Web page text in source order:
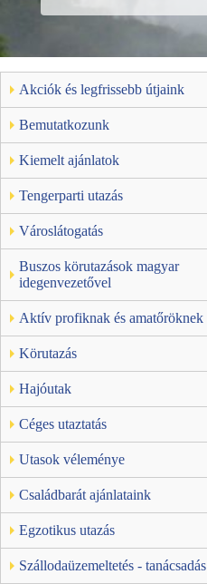
Akciók és legfrissebb útjaink
Bemutatkozunk
Kiemelt ajánlatok
Tengerparti utazás
Városlátogatás
Buszos körutazások magyar
idegenvezetővel
Aktív profiknak és amatőröknek
Körutazás
Hajóutak
Céges utaztatás
Utasok véleménye
Családbarát ajánlataink
Egzotikus utazás
Szállodaüzemeltetés - tanácsadás